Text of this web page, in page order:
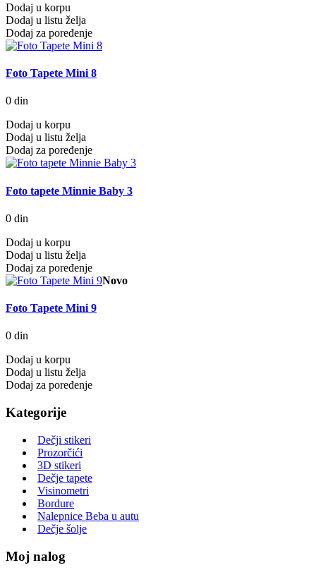
Dodaj u korpu
Dodaj u listu želja
Dodaj za poređenje
Foto Tapete Mini 8
0 din
Dodaj u korpu
Dodaj u listu želja
Dodaj za poređenje
Foto tapete Minnie Baby 3
0 din
Dodaj u korpu
Dodaj u listu želja
Dodaj za poređenje
Novo
Foto Tapete Mini 9
0 din
Dodaj u korpu
Dodaj u listu želja
Dodaj za poređenje
Kategorije
Dečji stikeri
Prozorčići
3D stikeri
Dečje tapete
Visinometri
Bordure
Nalepnice Beba u autu
Dečje šolje
Moj nalog